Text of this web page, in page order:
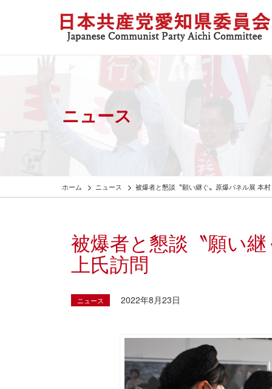
ニュース
ホーム ニュース 被爆者と懇談〝願い継ぐ〟原爆パネル展 本
被爆者と懇談〝願い
上氏訪問
ニュース 2022年8月23日